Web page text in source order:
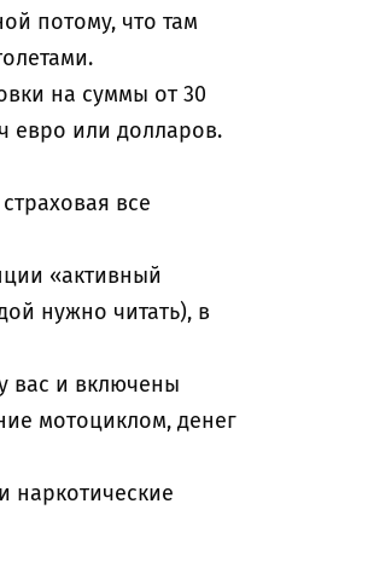
потому, что там
на суммы от 30
евро или долларов.
все
«активный
нужно читать), в
вас и включены
мотоциклом, денег
наркотические